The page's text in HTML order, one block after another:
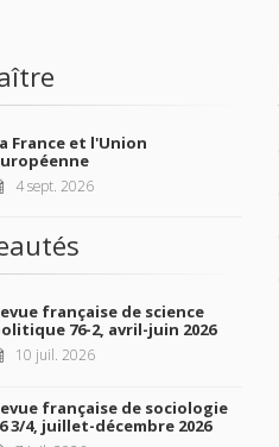
France et l'Union
4 sept. 2026
française de science
76-2, avril-juin 2026
10 juil. 2026
française de sociologie
3/4, juillet-décembre 2026